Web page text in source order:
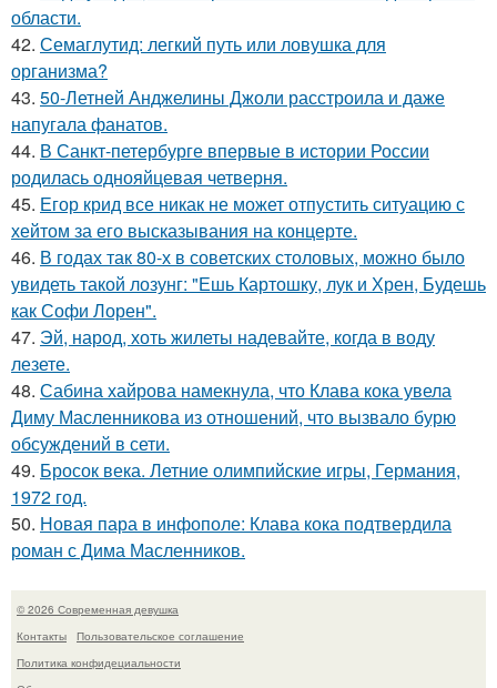
области.
42. Семаглутид: легкий путь или ловушка для
организма?
43. 50-Летней Анджелины Джоли расстроила и даже
напугала фанатов.
44. В Санкт-петербурге впервые в истории России
родилась однояйцевая четверня.
45. Егор крид все никак не может отпустить ситуацию с
хейтом за его высказывания на концерте.
46. В годах так 80-х в советских столовых, можно было
увидеть такой лозунг: "Ешь Картошку, лук и Хрен, Будешь
как Софи Лорен".
47. Эй, народ, хоть жилеты надевайте, когда в воду
лезете.
48. Сабина хайрова намекнула, что Клава кока увела
Диму Масленникова из отношений, что вызвало бурю
обсуждений в сети.
49. Бросок века. Летние олимпийские игры, Германия,
1972 год.
50. Новая пара в инфополе: Клава кока подтвердила
роман с Дима Масленников.
© 2026 Современная девушка
Контакты
Пользовательское соглашение
Политика конфидециальности